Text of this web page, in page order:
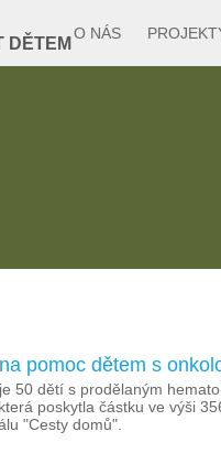
O NÁS
pomoc dětem s
50 dětí s prodělaným
poskytla částku ve výši
"Cesty domů".